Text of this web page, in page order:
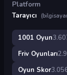
Platform
Tarayıcı
1001 Oyun
Friv Oyunları
Oyun Skor